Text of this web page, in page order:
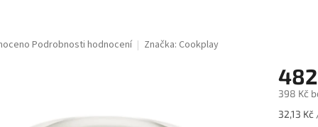
Podrobnosti hodnocení Značka: Cookplay
398 Kč
Měrná
32,13 Kč